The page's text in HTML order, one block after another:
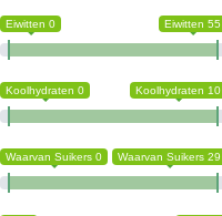
Eiwitten 0 Eiwitten 55
Koolhydraten 0 Koolhydraten 10
Waarvan Suikers 0 Waarvan Suikers 29